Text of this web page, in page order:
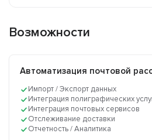
Возможности
Автоматизация почтовой
Импорт / Экспорт данных
Интеграция полиграфических
Интеграция почтовых сервисов
Отслеживание доставки
Отчетность / Аналитика